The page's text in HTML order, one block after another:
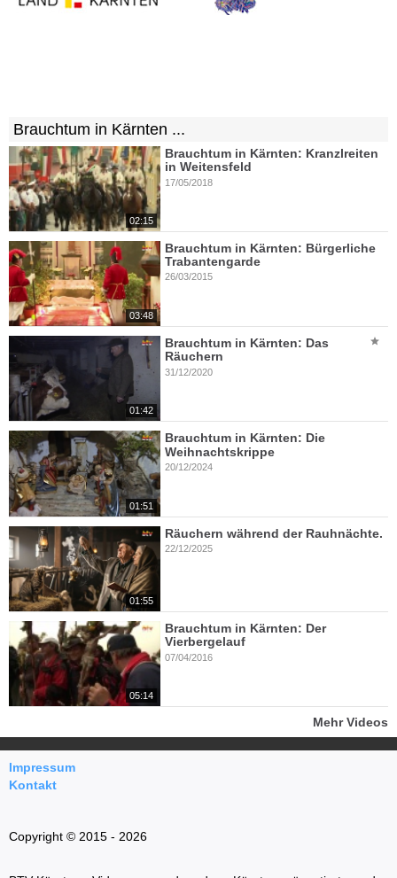
Brauchtum in Kärnten ...
02:15
Brauchtum in Kärnten: Kranzlreiten
in Weitensfeld
17/05/2018
03:48
Brauchtum in Kärnten: Bürgerliche
Trabantengarde
26/03/2015
01:42
Brauchtum in Kärnten: Das
Räuchern
31/12/2020
01:51
Brauchtum in Kärnten: Die
Weihnachtskrippe
20/12/2024
01:55
Räuchern während der Rauhnächte.
22/12/2025
05:14
Brauchtum in Kärnten: Der
Vierbergelauf
07/04/2016
Mehr Videos
Impressum
Kontakt
Copyright © 2015 - 2026